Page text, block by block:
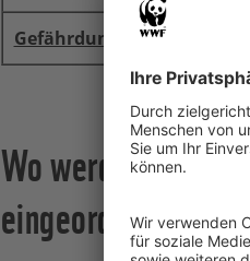
Gefährdungsstatus
Wo werden
eingeordnet?